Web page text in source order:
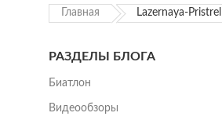
Главная Lazernaya-
РАЗДЕЛЫ БЛОГА
Биатлон
Видеообзоры